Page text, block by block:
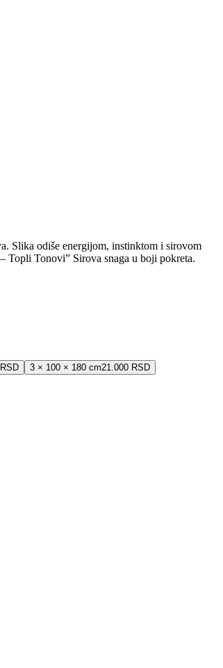
Slika odiše energijom, instinktom i sirovom
Topli Tonovi” Sirova snaga u boji pokreta.
3 × 100 × 180 cm21.000 RSD